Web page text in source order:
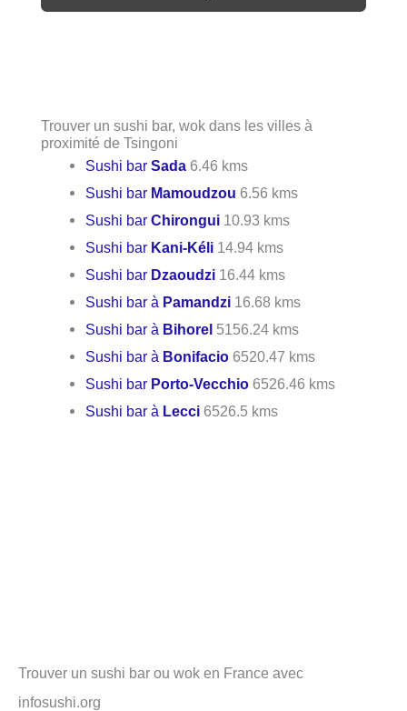
Trouver un sushi bar, wok dans les villes à
proximité de Tsingoni
Sushi barSada 6.46 kms
Sushi bar Mamoudzou 6.56 kms
Sushi barChirongui 10.93 kms
Sushi bar Kani-Kéli 14.94 kms
Sushi bar Dzaoudzi 16.44 kms
Sushi bar à Pamandzi 16.68 kms
Sushi bar à Bihorel 5156.24 kms
Sushi bar à Bonifacio 6520.47 kms
Sushi bar Porto-Vecchio 6526.46 kms
Sushi bar à Lecci 6526.5 kms
Trouver un sushi bar ou wok en France avec
infosushi.org